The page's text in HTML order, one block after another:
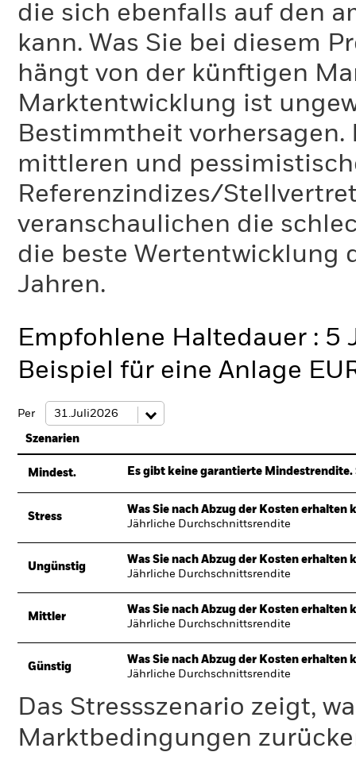
die sich ebenfalls auf den
kann. Was Sie bei diesem
hängt von der künftigen
Marktentwicklung ist
Bestimmtheit
mittleren und
Referenzindizes/
veranschaulichen die
die beste Wertentwicklung
Jahren.
Empfohlene Haltedauer : 5
Beispiel für eine Anlage
Per
Szenarien
Mindest. Es gibt keine garantierte
Stress
Was Sie nach Abzug der Kosten erhalten
Jährliche Durchschnittsrendite
Ungünstig
Was Sie nach Abzug der Kosten erhalten
Jährliche Durchschnittsrendite
Mittler
Was Sie nach Abzug der Kosten erhalten
Jährliche Durchschnittsrendite
Günstig
Was Sie nach Abzug der Kosten erhalten
Jährliche Durchschnittsrendite
Das Stressszenario zeigt,
Marktbedingungen